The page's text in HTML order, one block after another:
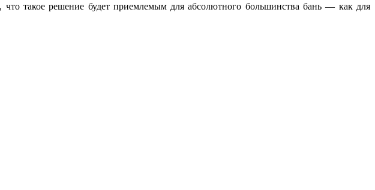
такое решение будет приемлемым для абсолютного большинства бань — как для